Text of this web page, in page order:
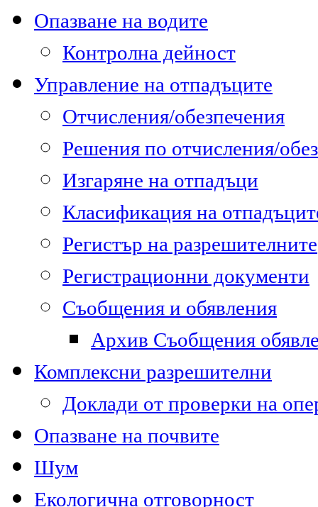
Опазване на водите
Контролна дейност
Управление на отпадъците
Отчисления/обезпечения
Решения по отчисления/
Изгаряне на отпадъци
Класификация на
Регистър на разрешителните
Регистрационни документи
Съобщения и обявления
Архив Съобщения
Комплексни разрешителни
Доклади от проверки на
Опазване на почвите
Шум
Екологична отговорност